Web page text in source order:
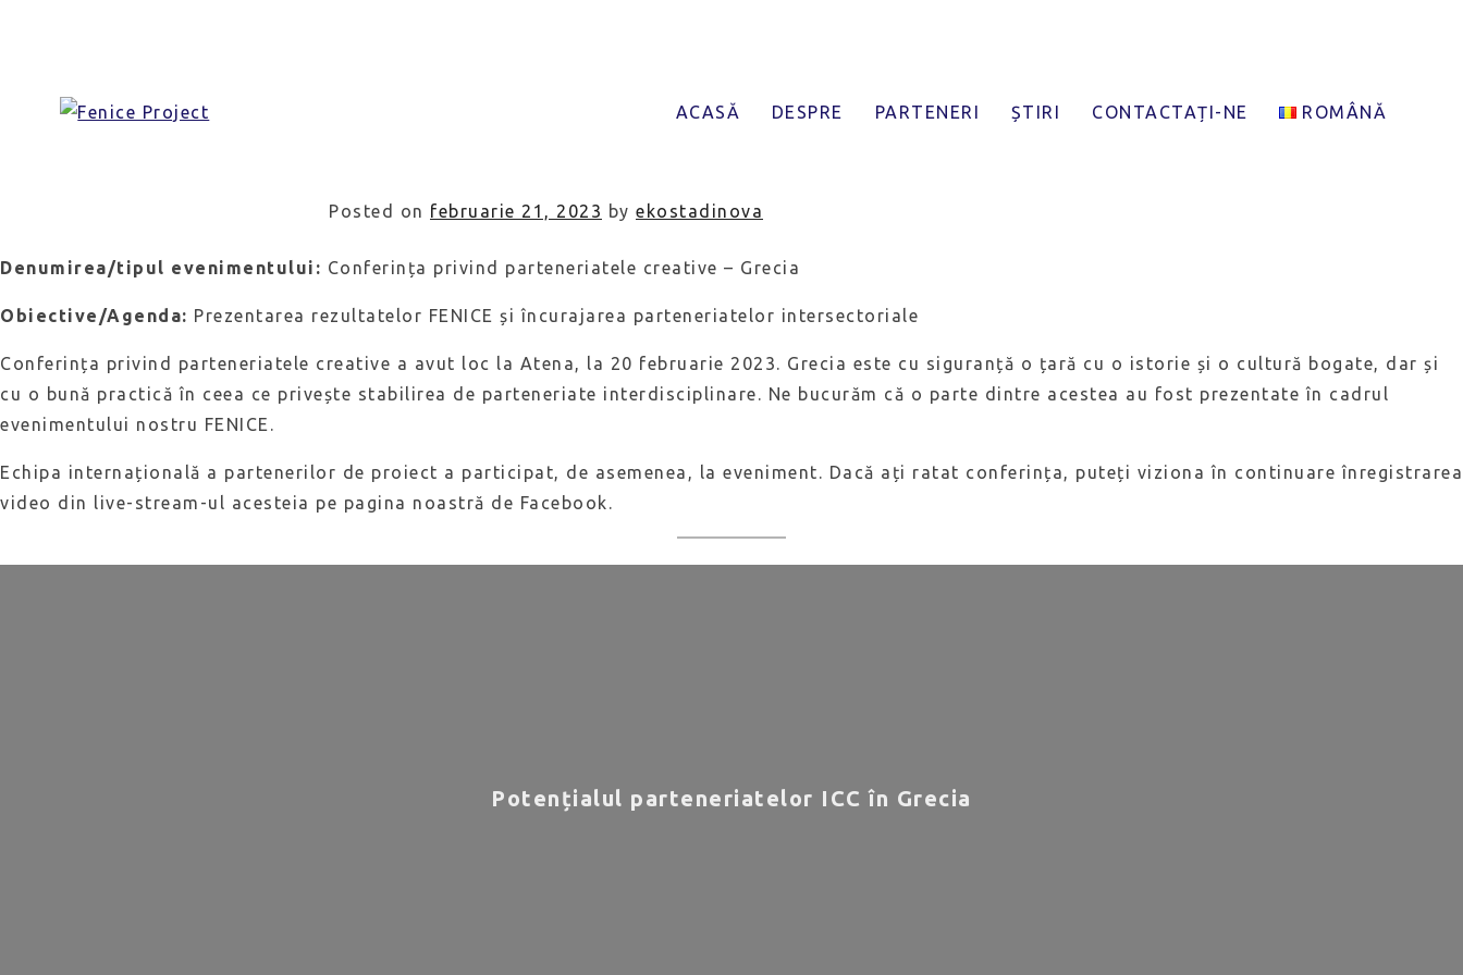
ACASĂ DESPRE PARTENERI ȘTIRI CONTACTAȚI-NE ROMÂNĂ
Posted on februarie 21, 2023 by ekostadinova
Denumirea/tipul evenimentului: Conferința privind parteneriatele creative – Grecia
Obiective/Agenda: Prezentarea rezultatelor FENICE și încurajarea parteneriatelor intersectoriale
Conferința privind parteneriatele creative a avut loc la Atena, la 20 februarie 2023. Grecia este cu siguranță o țară cu o istorie și o cultură bogate, dar și
cu o bună practică în ceea ce privește stabilirea de parteneriate interdisciplinare. Ne bucurăm că o parte dintre acestea au fost prezentate în cadrul
evenimentului nostru FENICE.
Echipa internațională a partenerilor de proiect a participat, de asemenea, la eveniment. Dacă ați ratat conferința, puteți viziona în continuare înregistrarea
video din live-stream-ul acesteia pe pagina noastră de Facebook.
Potențialul parteneriatelor ICC în Grecia